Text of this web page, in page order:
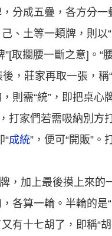
分成五疊，各方分
、土等一類牌，則以
取攔腰一斷之意]。“
，莊家再取一張，稱
則需“統”，即把桌心
打家們若需吸納別方
“成統”，便可“開販”
，加上最後摸上來
各算一輪。半輪的
有十七胡了，即稱“